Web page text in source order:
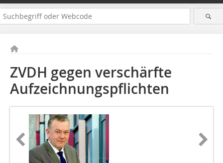
ZVDH gegen verschärfte
Aufzeichnungspflichten